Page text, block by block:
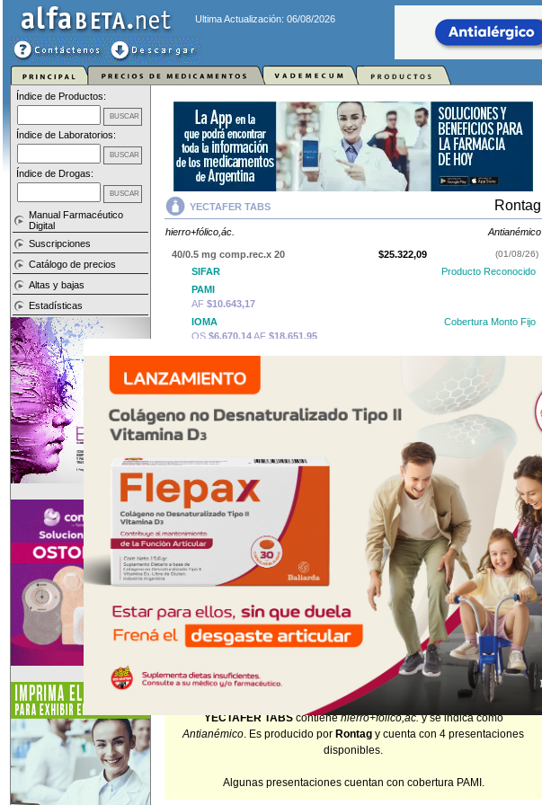
Ultima Actualización: 06/08/2026
Índice de Productos:
Índice de Laboratorios:
Índice de Drogas:
Manual Farmacéutico
Digital
Suscripciones
Catálogo de precios
Altas y bajas
Estadísticas
YECTAFER TABS Rontag
hierro+fólico,ác. Antianémico
40/0.5 mg comp.rec.x 20 $25.322,09 (01/08/26)
SIFAR
Producto Reconocido
PAMI
AF $10.643,17
IOMA
Cobertura Monto Fijo
OS $6.670,14AF $18.651,95
SIFAR
Producto Reconocido
PAMI
AF $16.676,85
IOMA
Cobertura Monto Fijo
OS
80/1 mg comp.rec.x 20 $34.834,16 (01/08/26)
SIFAR
Producto Reconocido
PAMI
AF$15.855,08
IOMA
Cobertura Monto Fijo
OS$6.670,14AF$28.164,02
80/1 mg comp.rec.x 40 $60.566,97 (01/08/26)
SIFAR
Producto Reconocido
PAMI
AF$27.842,21
IOMA
Cobertura Monto Fijo
YECTAFER TABScontienehierro+fólico,ác.y se indica como
Antianémico. Es producido por Rontag y cuenta con 4 presentaciones
disponibles.
Algunas presentaciones cuentan con cobertura PAMI.